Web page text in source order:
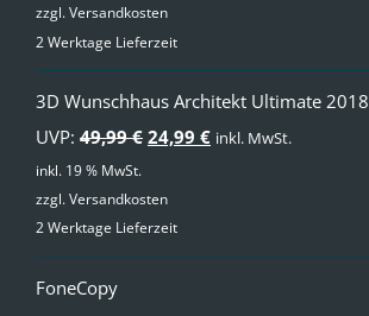
zzgl.Versandkosten
2 Werktage Lieferzeit
3D Wunschhaus Architekt Ultimate 2018
UVP: 49,99€ Ursprünglicher
war:
24,99 €Aktueller
inkl. MwSt.
inkl. 19 % MwSt.
zzgl.Versandkosten
2 Werktage Lieferzeit
FoneCopy